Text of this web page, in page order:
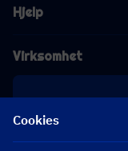
Hjelp
Virksomhet
Cookies